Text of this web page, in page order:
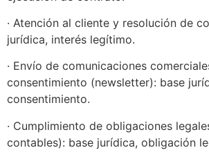
· Atención al cliente y resolución de
jurídica, interés legítimo.
· Envío de comunicaciones
consentimiento (newsletter): base
consentimiento.
· Cumplimiento de obligaciones
contables): base jurídica, obligación